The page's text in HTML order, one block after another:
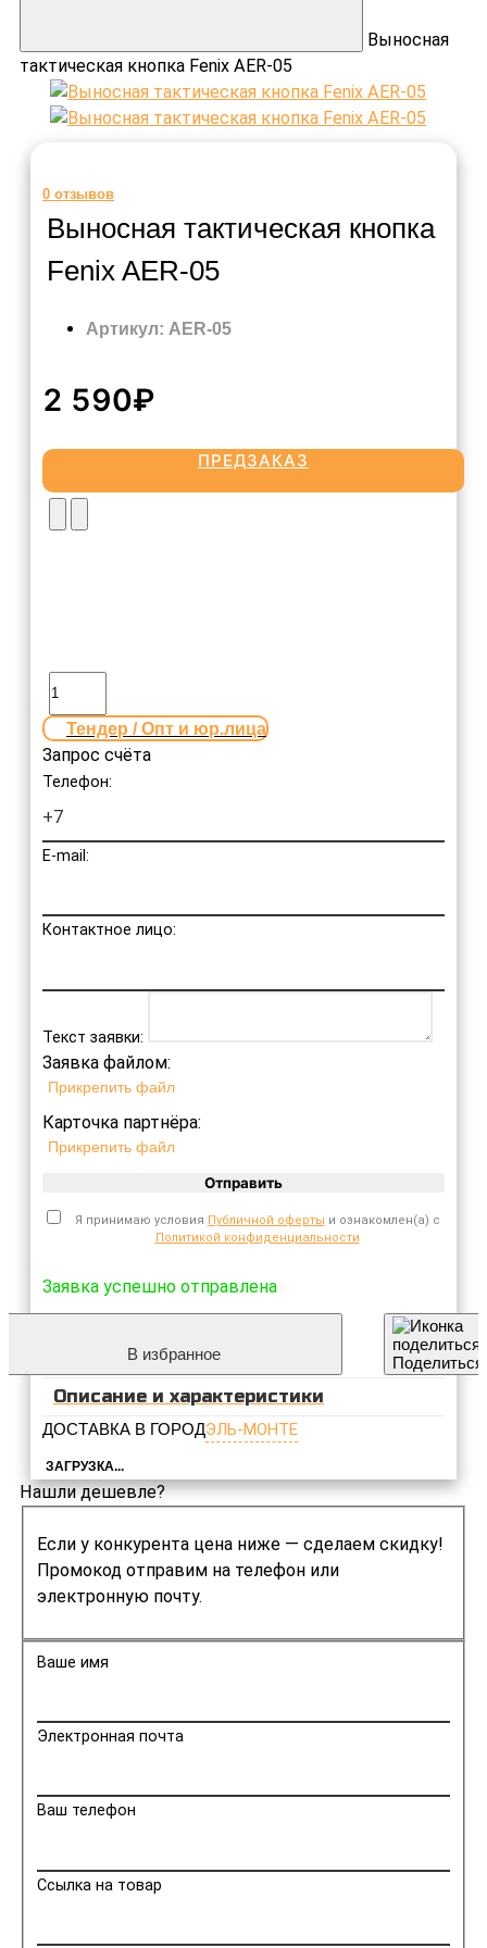
Выносная
тактическая кнопка Fenix AER-05
0 отзывов
Выносная тактическая кнопка
Fenix AER-05
Артикул: AER-05
2 590₽
ПРЕДЗАКАЗ
Тендер / Опт и юр.лица
Запрос счёта
Телефон:
E-mail:
Контактное лицо:
Текст заявки:
Заявка файлом:
Прикрепить файл
Карточка партнёра:
Прикрепить файл
Отправить
Я принимаю условия Публичной оферты и ознакомлен(а) с
Политикой конфиденциальности
Заявка успешно отправлена
В избранное Поделиться
Описание и характеристики
ДОСТАВКА В ГОРОДЭЛЬ-МОНТЕ
ЗАГРУЗКА...
Нашли дешевле?
Если у конкурента цена ниже — сделаем скидку!
Промокод отправим на телефон или
электронную почту.
Ваше имя
Электронная почта
Ваш телефон
Ссылка на товар